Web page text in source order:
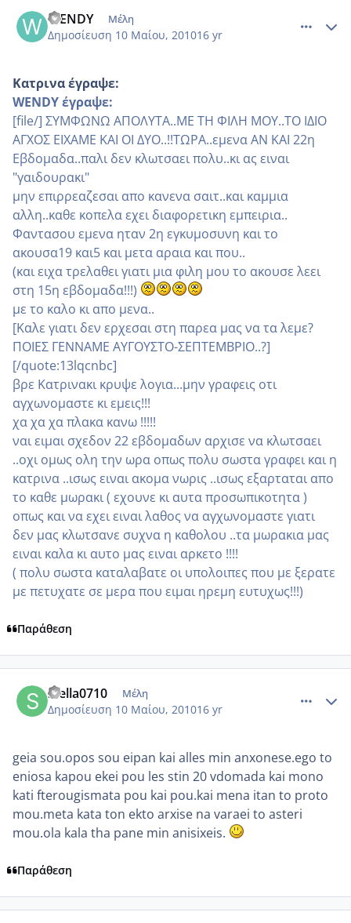
WENDY Μέλη
Δημοσίευση 10 Μαίου, 201016 yr
Κατρινα έγραψε:
WENDY έγραψε:
[file/] ΣΥΜΦΩΝΩ ΑΠΟΛΥΤΑ..ΜΕ ΤΗ ΦΙΛΗ ΜΟΥ..ΤΟ ΙΔΙΟ
ΑΓΧΟΣ ΕΙΧΑΜΕ ΚΑΙ ΟΙ ΔΥΟ..!!ΤΩΡΑ..εμενα ΑΝ ΚΑΙ 22η
Εβδομαδα..παλι δεν κλωτσαει πολυ..κι ας ειναι
"γαιδουρακι"
μην επιρρεαζεσαι απο κανενα σαιτ..και καμμια
αλλη..καθε κοπελα εχει διαφορετικη εμπειρια..
Φαντασου εμενα ηταν 2η εγκυμοσυνη και το
ακουσα19 και5 και μετα αραια και που..
(και ειχα τρελαθει γιατι μια φιλη μου το ακουσε λεει
στη 15η εβδομαδα!!!)
με το καλο κι απο μενα..
[Καλε γιατι δεν ερχεσαι στη παρεα μας να τα λεμε?
ΠΟΙΕΣ ΓΕΝΝΑΜΕ ΑΥΓΟΥΣΤΟ-ΣΕΠΤΕΜΒΡΙΟ..?]
[/quote:13lqcnbc]
βρε Κατρινακι κρυψε λογια...μην γραφεις οτι
αγχωνομαστε κι εμεις!!!
χα χα χα πλακα κανω !!!!!
ναι ειμαι σχεδον 22 εβδομαδων αρχισε να κλωτσαει
..οχι ομως ολη την ωρα οπως πολυ σωστα γραφει και η
κατρινα ..ισως ειναι ακομα νωρις ..ισως εξαρταται απο
το καθε μωρακι ( εχουνε κι αυτα προσωπικοτητα )
οπως και να εχει ειναι λαθος να αγχωνομαστε γιατι
δεν μας κλωτσανε συχνα η καθολου ..τα μωρακια μας
ειναι καλα κι αυτο μας ειναι αρκετο !!!!
( πολυ σωστα καταλαβατε οι υπολοιπες που με ξερατε
με πετυχατε σε μερα που ειμαι ηρεμη ευτυχως!!!)
Παράθεση
stella0710 Μέλη
Δημοσίευση 10 Μαίου, 201016 yr
geia sou.opos sou eipan kai alles min anxonese.ego to
eniosa kapou ekei pou les stin 20 vdomada kai mono
kati fterougismata pou kai pou.kai mena itan to proto
mou.meta kata ton ekto arxise na varaei to asteri
mou.ola kala tha pane min anisixeis.
Παράθεση